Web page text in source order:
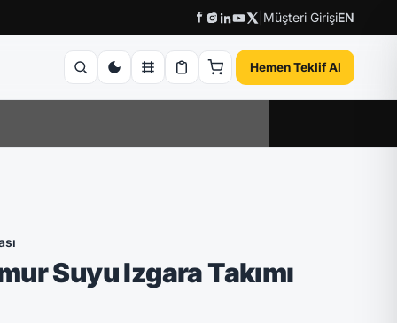
Müşteri GirişiEN
Hemen Teklif Al
Suyu Izgara Takımı